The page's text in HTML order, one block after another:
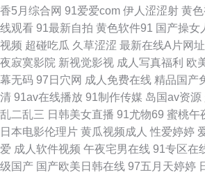
锋影音欧美性受 99色色网 极品视频久久青草 日本
人人操人人爱 久草久草香蕉在线 1024色中色 国产
人综合影院AV 国产精品日韩久久 日本性爱不卡
美人视频 超碰男人在线 人妻绯色入口 自慰视频在
男同 深夜福利导航在线 91足交网站 国内自拍AV一
香5月综合网 91爱爱com 伊人涩涩射 黄
线观看 91最新自拍 黄色软件91 国产操女
视频 超碰吃瓜 久草涩涩 最新在线A片网址
夜寂寞影院 新视觉影视 成人写真福利 欧
幕无码 97日穴网 成人免费在线 精品国产
清 91av在线播放 91制作传媒 岛国av资源
乱二乱三 日韩美女直播 91尤物69 蜜桃午
日本电影伦理片 黄瓜视频成人 性爱婷婷
爱 成人软件视频 午夜宅男在线 91专区在
级国产 国产欧美日韩在线 97五月天婷婷